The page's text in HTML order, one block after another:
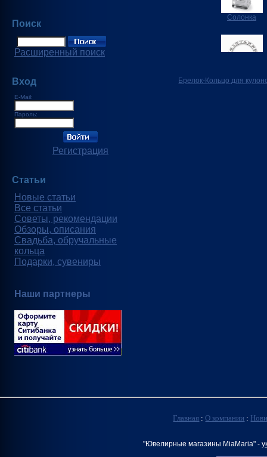
Поиск
Расширенный поиск
Вход
E-Mail:
Пароль:
Регистрация
Статьи
Новые статьи
Все статьи
Советы, рекомендации
Обзоры, описания
Свадьба, обручальные
кольца
Подарки, сувениры
Наши партнеры
Солонка
Брелок-Кольцо для
Главная :О компании :
"Ювелирные магазины MiaMaria" -